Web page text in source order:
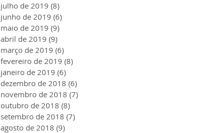
julho de 2019 (8)
junho de 2019 (6)
maio de 2019 (9)
abril de 2019 (9)
março de 2019 (6)
fevereiro de 2019 (8)
janeiro de 2019 (6)
dezembro de 2018 (6)
novembro de 2018 (7)
outubro de 2018 (8)
setembro de 2018 (7)
agosto de 2018 (9)